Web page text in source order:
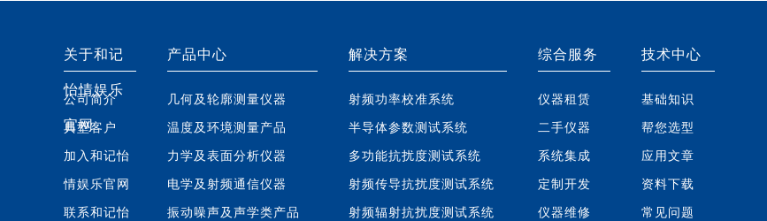
关于和记
怡情娱乐
官网
公司简介
典型客户
加入和记怡
情娱乐官网
联系和记怡
产品中心
几何及轮廓测量仪器
温度及环境测量产品
力学及表面分析仪器
电学及射频通信仪器
振动噪声及声学类产品
解决方案
射频功率校准系统
半导体参数测试系统
多功能抗扰度测试系统
射频传导抗扰度测试系统
射频辐射抗扰度测试系统
综合服务
仪器租赁
二手仪器
系统集成
定制开发
仪器维修
技术中心
基础知识
帮您选型
应用文章
资料下载
常见问题